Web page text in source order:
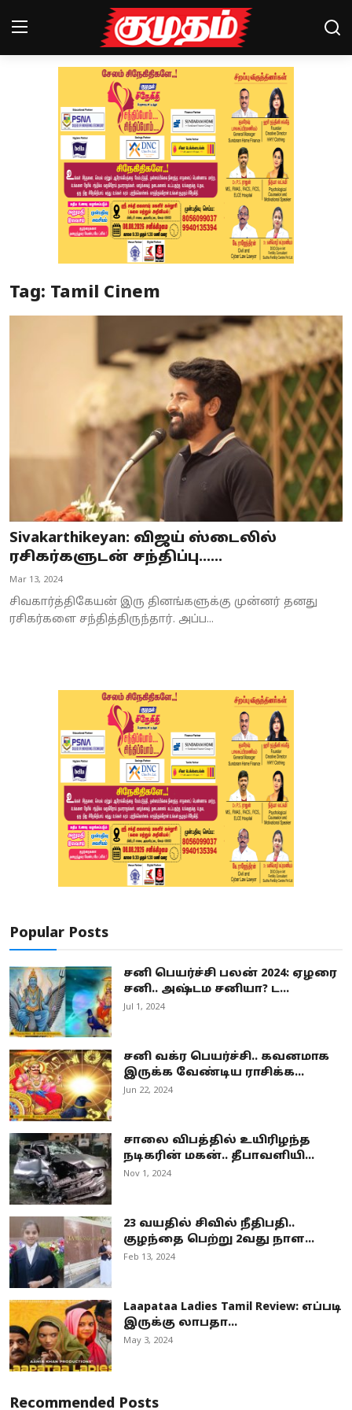
Magazines
World
Astrology
Spirituality
Weather
Tag: Tamil Cinem
Sivakarthikeyan: விஜய் ஸ்டைலில்
ரசிகர்களுடன் சந்திப்பு…...
Mar 13, 2024
சிவகார்த்திகேயன் இரு தினங்களுக்கு முன்னர் தனது
ரசிகர்களை சந்தித்திருந்தார். அப்ப...
Popular Posts
சனி பெயர்ச்சி பலன் 2024: ஏழரை
சனி.. அஷ்டம சனியா? ட...
Jul 1, 2024
சனி வக்ர பெயர்ச்சி.. கவனமாக
இருக்க வேண்டிய ராசிக்க...
Jun 22, 2024
சாலை விபத்தில் உயிரிழந்த
நடிகரின் மகன்.. தீபாவளியி...
Nov 1, 2024
23 வயதில் சிவில் நீதிபதி..
குழந்தை பெற்று 2வது நாள...
Feb 13, 2024
Laapataa Ladies Tamil Review: எப்படி
இருக்கு லாபதா...
May 3, 2024
Recommended Posts